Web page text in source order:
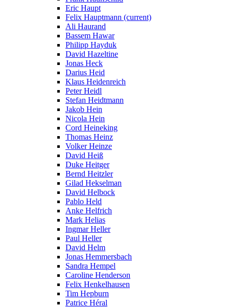
Eric Haupt
Felix Hauptmann (current)
Ali Haurand
Bassem Hawar
Philipp Hayduk
David Hazeltine
Jonas Heck
Darius Heid
Klaus Heidenreich
Peter Heidl
Stefan Heidtmann
Jakob Hein
Nicola Hein
Cord Heineking
Thomas Heinz
Volker Heinze
David Heiß
Duke Heitger
Bernd Heitzler
Gilad Hekselman
David Helbock
Pablo Held
Anke Helfrich
Mark Helias
Ingmar Heller
Paul Heller
David Helm
Jonas Hemmersbach
Sandra Hempel
Caroline Henderson
Felix Henkelhausen
Tim Hepburn
Patrice Héral